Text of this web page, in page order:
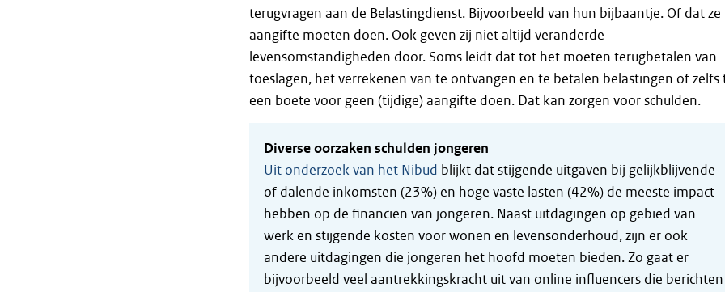
terugvragen aan de Belastingdienst. Bijvoorbeeld van hun bijbaantje. Of dat ze
aangifte moeten doen. Ook geven zij niet altijd veranderde
levensomstandigheden door. Soms leidt dat tot het moeten terugbetalen van
toeslagen, het verrekenen van te ontvangen en te betalen belastingen of zelfs
een boete voor geen (tijdige) aangifte doen. Dat kan zorgen voor schulden.
Diverse oorzaken schulden jongeren
Uit onderzoek van het Nibud blijkt dat stijgende uitgaven bij gelijkblijvende
of dalende inkomsten (23%) en hoge vaste lasten (42%) de meeste impact
hebben op de financiën van jongeren. Naast uitdagingen op gebied van
werk en stijgende kosten voor wonen en levensonderhoud, zijn er ook
andere uitdagingen die jongeren het hoofd moeten bieden. Zo gaat er
bijvoorbeeld veel aantrekkingskracht uit van online influencers die berichten